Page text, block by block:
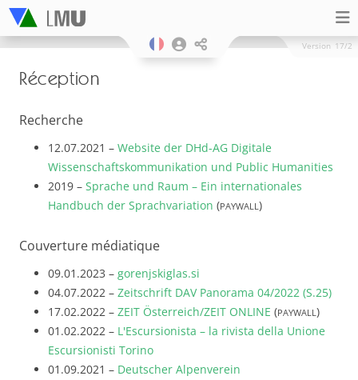
Version 17/2
Réception
Recherche
12.07.2021 – Website der DHd-AG Digitale
Wissenschaftskommunikation und Public Humanities
2019 – Sprache und Raum – Ein internationales
Handbuch der Sprachvariation (PAYWALL)
Couverture médiatique
09.01.2023 – gorenjskiglas.si
04.07.2022 – Zeitschrift DAV Panorama 04/2022 (S.25)
17.02.2022 – ZEIT Österreich/ZEIT ONLINE (PAYWALL)
01.02.2022 – L'Escursionista – la rivista della Unione
Escursionisti Torino
01.09.2021 – Deutscher Alpenverein